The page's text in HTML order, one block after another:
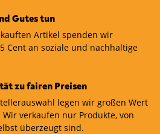
Gutes tun
Artikel spenden wir
Cent an soziale und nachhaltige
zu fairen Preisen
legen wir großen Wert
verkaufen nur Produkte, von
überzeugt sind.